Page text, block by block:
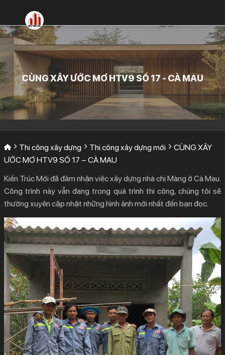
nội
dung
CÙNG XÂY ƯỚC MƠ HTV9 SỐ 17 - CÀ MAU
Thi công xây dựng Thi công xây dựng mới
CÙNG XÂY
ƯỚC MƠ HTV9 SỐ 17 – CÀ MAU
Kiến Trúc Mới đã đảm nhận việc xây dựng nhà chị Màng ở Cà Mau.
Công trình này vẫn đang trong quá trình thi công, chúng tôi sẽ
thường xuyên cập nhật những hình ảnh mới nhất đến bạn đọc.